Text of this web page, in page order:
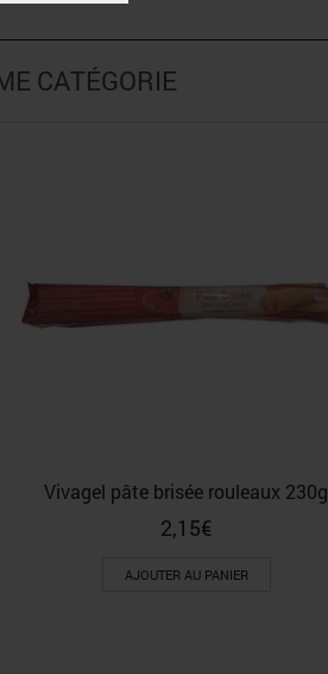
CATÉGORIE
Vivagel pâte brisée rouleaux 230g
2,15€
AJOUTER AU PANIER